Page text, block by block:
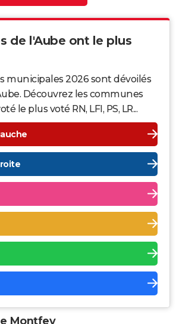
de l'Aube ont le plus
municipales 2026 sont dévoilés
Découvrez les communes
le plus voté RN, LFI, PS, LR...
Montfey